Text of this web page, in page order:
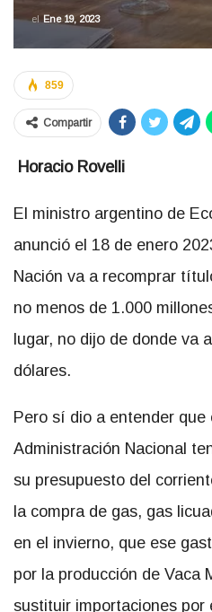
el Ene 19, 2023
859
Compartir
Horacio Rovelli
El ministro argentino de
anunció el 18 de enero
Nación va a recomprar
no menos de 1.000
lugar, no dijo de donde va
dólares.
Pero sí dio a entender que
Administración Nacional
su presupuesto del
la compra de gas, gas
en el invierno, que ese
por la producción de Vaca
sustituir importaciones por